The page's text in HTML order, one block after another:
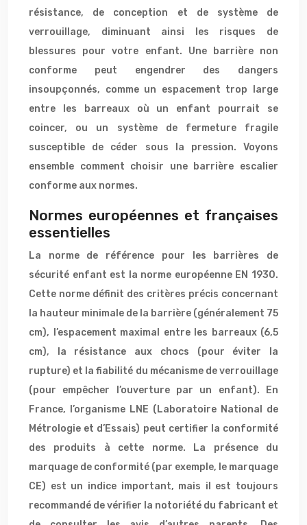
résistance, de conception et de système de
verrouillage, diminuant ainsi les risques de
blessures pour votre enfant. Une barrière non
conforme peut engendrer des dangers
insoupçonnés, comme un espacement trop large
entre les barreaux où un enfant pourrait se
coincer, ou un système de fermeture fragile
susceptible de céder sous la pression. Voyons
ensemble comment choisir une barrière escalier
conforme aux normes.
Normes européennes et françaises
essentielles
La norme de référence pour les barrières de
sécurité enfant est la norme européenne EN 1930.
Cette norme définit des critères précis concernant
la hauteur minimale de la barrière (généralement 75
cm), l’espacement maximal entre les barreaux (6,5
cm), la résistance aux chocs (pour éviter la
rupture) et la fiabilité du mécanisme de verrouillage
(pour empêcher l’ouverture par un enfant). En
France, l’organisme LNE (Laboratoire National de
Métrologie et d’Essais) peut certifier la conformité
des produits à cette norme. La présence du
marquage de conformité (par exemple, le marquage
CE) est un indice important, mais il est toujours
recommandé de vérifier la notoriété du fabricant et